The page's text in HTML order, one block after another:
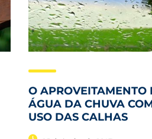
O APROVEITAMENTO
ÁGUA DA CHUVA
USO DAS CALHAS